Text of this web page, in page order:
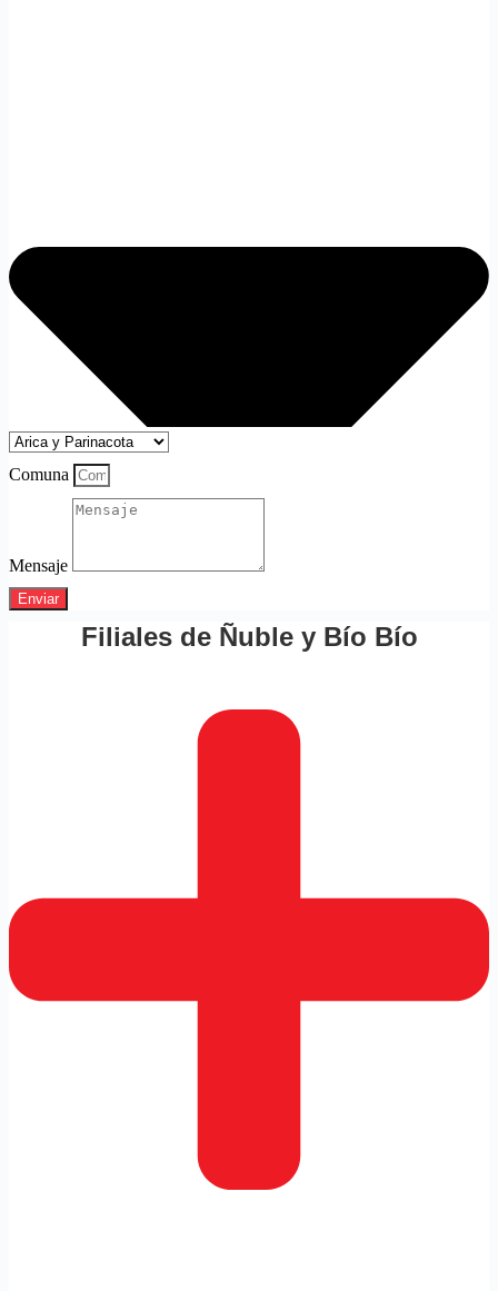
Comuna
Mensaje
Enviar
Filiales de Ñuble y Bío Bío